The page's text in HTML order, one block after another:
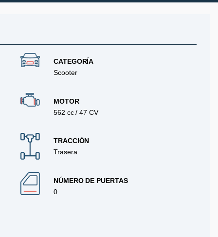
CATEGORÍA
Scooter
MOTOR
562 cc / 47 CV
TRACCIÓN
Trasera
NÚMERO DE PUERTAS
0